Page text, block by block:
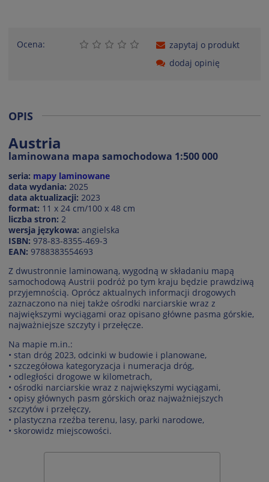
Ocena:
zapytaj o produkt
dodaj opinię
OPIS
Austria
laminowana mapa samochodowa 1:500 000
seria: mapy laminowane
data wydania: 2025
data aktualizacji: 2023
format: 11 x 24 cm/100 x 48 cm
liczba stron: 2
wersja językowa: angielska
ISBN: 978-83-8355-469-3
EAN: 9788383554693
Z dwustronnie laminowaną, wygodną w składaniu mapą
samochodową Austrii podróż po tym kraju będzie prawdziwą
przyjemnością. Oprócz aktualnych informacji drogowych
zaznaczono na niej także ośrodki narciarskie wraz z
największymi wyciągami oraz opisano główne pasma górskie,
najważniejsze szczyty i przełęcze.
Na mapie m.in.:
• stan dróg 2023, odcinki w budowie i planowane,
• szczegółowa kategoryzacja i numeracja dróg,
• odległości drogowe w kilometrach,
• ośrodki narciarskie wraz z największymi wyciągami,
• opisy głównych pasm górskich oraz najważniejszych
szczytów i przełęczy,
• plastyczna rzeźba terenu, lasy, parki narodowe,
• skorowidz miejscowości.